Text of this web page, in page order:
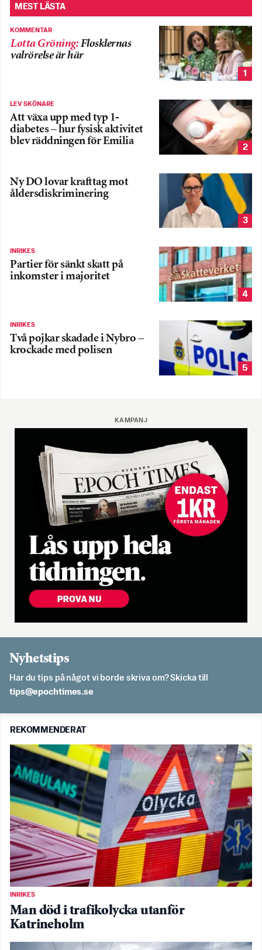
MEST LÄSTA
KOMMENTAR
Lotta Gröning:Flosklernas
valrörelse är här
1
LEV SKÖNARE
Att växa upp med typ 1-
diabetes – hur fysisk aktivitet
blev räddningen för Emilia
2
Ny DO lovar krafttag mot
åldersdiskriminering
3
INRIKES
Partier för sänkt skatt på
inkomster i majoritet
4
INRIKES
Två pojkar skadade i Nybro –
krockade med polisen
5
KAMPANJ
Nyhetstips
Har du tips på något vi borde skriva om? Skicka till
es.semithcope@spit
REKOMMENDERAT
INRIKES
Man död i trafikolycka utanför
Katrineholm